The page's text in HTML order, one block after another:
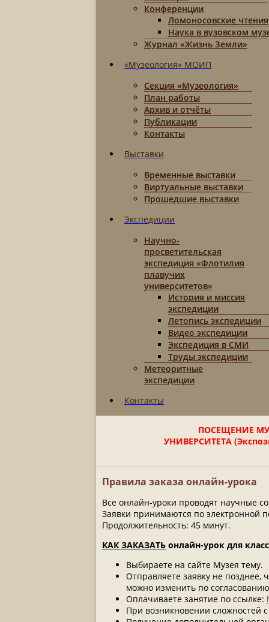
Конференции
Ломоносовские чтения
Наука в вузовском
Журнал «Жизнь Земли»
«Музеология» МОИП
Секция «Музеология»
План работы
Архив и отчёты
Публикации
Контакты
Выставки
Временные выставки
Виртуальные выставки
Прошедшие выставки
Экспедиции
Научно-
просветительская
экспедиция «Флотилия
плавучих
университетов»
История и миссия
экспедиции
Летопись экспедиции
Видео экспедиции
Экспедиция в СМИ
Труды экспедиции
Метеоритные
экспедиции
Контакты
ПОСЕЩЕНИЕ
УНИВЕРСИТЕТА
Правила заказа онлайн-урока
Все онлайн-уроки проводят научные
Заявки принимаются по электронной
Продолжительность: 45 минут.
КАК ЗАКАЗАТЬ онлайн-урок для
Выбираете на сайте Музея тему.
Отправляете заявку не позднее,
можно изменить по
Оплачиваете занятие по ссылке:
При возникновении сложностей